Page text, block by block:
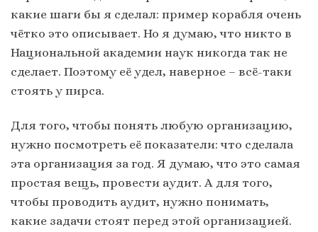
какие шаги бы я сделал: пример корабля очень
чётко это описывает. Но я думаю, что никто в
Национальной академии наук никогда так не
сделает. Поэтому её удел, наверное – всё-таки
стоять у пирса.
Для того, чтобы понять любую организацию,
нужно посмотреть её показатели: что сделала
эта организация за год. Я думаю, что это самая
простая вещь, провести аудит. А для того,
чтобы проводить аудит, нужно понимать,
какие задачи стоят перед этой организацией.